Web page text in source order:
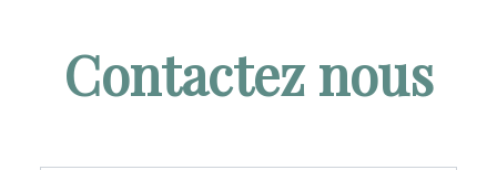
Contactez nous